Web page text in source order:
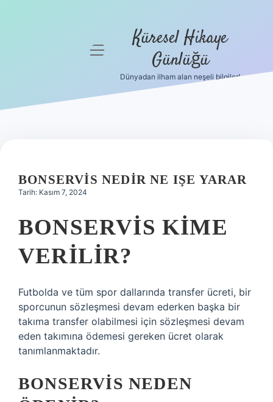
Hakkımızda
menüyü
Küresel Hikaye
Günlüğü
Dünyadan ilham alan neşeli bilgiler!
BONSERVIS NEDIR NE IŞE YARAR
Tarih: Kasım 7, 2024
BONSERVIS KIME
VERILIR?
Futbolda ve tüm spor dallarında transfer ücreti, bir
sporcunun sözleşmesi devam ederken başka bir
takıma transfer olabilmesi için sözleşmesi devam
eden takımına ödemesi gereken ücret olarak
tanımlanmaktadır.
BONSERVIS NEDEN